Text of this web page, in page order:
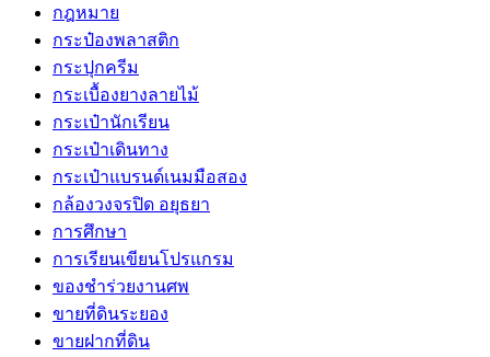
กฎหมาย
กระป๋องพลาสติก
กระปุกครีม
กระเบื้องยางลายไม้
กระเป๋านักเรียน
กระเป๋าเดินทาง
กระเป๋าแบรนด์เนมมือสอง
กล้องวงจรปิด อยุธยา
การศึกษา
การเรียนเขียนโปรแกรม
ของชำร่วยงานศพ
ขายที่ดินระยอง
ขายฝากที่ดิน